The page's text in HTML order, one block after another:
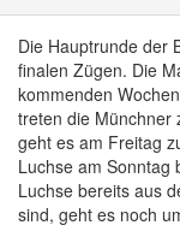
Die Hauptrunde der
finalen Zügen. Die
kommenden
treten die Münchner
geht es am Freitag
Luchse am Sonntag
Luchse bereits aus
sind, geht es noch